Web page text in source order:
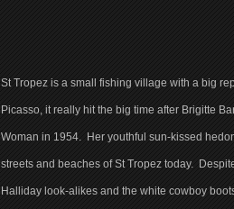
St Tropez is a small fishing village with a big
Picasso, it really hit the big time after Brigitte
Woman in 1954. Her youthful sun-kissed
streets and beaches of St Tropez today.
Halliday look-alikes and the white cowboy